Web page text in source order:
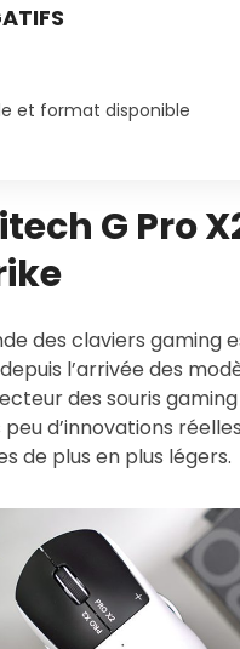
et format disponible
G Pro
des claviers gaming
l’arrivée des
des souris
d’innovations
de plus en plus légers.